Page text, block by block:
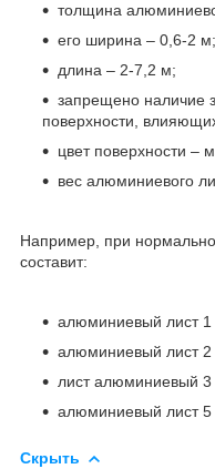
толщина
его ширина – 0,6-2 м;
длина – 2-7,2 м;
запрещено наличие
поверхности,
цвет поверхности –
вес алюминиевого
Например, при
составит:
алюминиевый лист 1
алюминиевый лист 2
лист алюминиевый 3
алюминиевый лист 5
Скрыть